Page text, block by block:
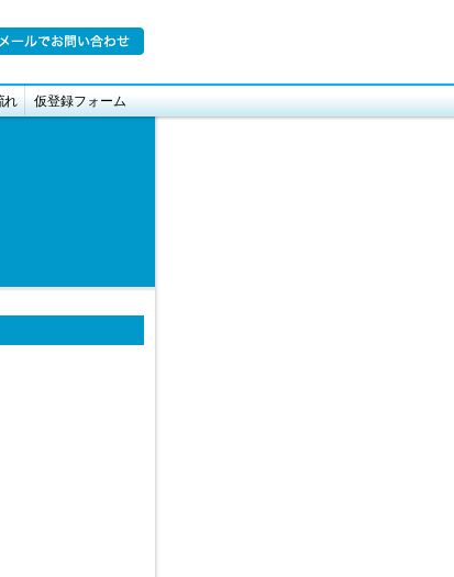
れ 仮登録フォーム